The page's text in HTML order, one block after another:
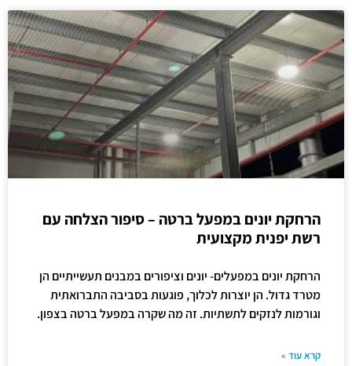
הרחקת יונים במפעל ברטה – סיפור הצלחה עם
רשת יפנית מקצועית
הרחקת יונים במפעלים- יונים וציפורים במבנים תעשייתיים הן
מטרד גדול. הן יוצרות לכלוך, פוגעות בסביבה התברואתית
וגורמות לנזקים לתשתיות. זה מה שקרה במפעל ברטה בצפון.
קרא עוד »